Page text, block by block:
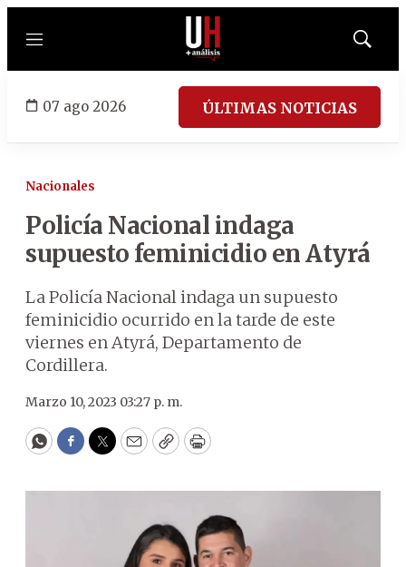
Menú
Mostrar
07 ago 2026 ÚLTIMAS NOTICIAS
Nacionales
Policía Nacional indaga
supuesto feminicidio en Atyrá
La Policía Nacional indaga un supuesto
feminicidio ocurrido en la tarde de este
viernes en Atyrá, Departamento de
Cordillera.
Marzo 10, 2023 03:27 p. m.
WhatsApp
Facebook
Twitter
EmailCopyPrint